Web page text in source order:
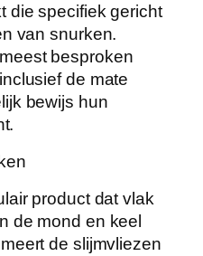
die specifiek gericht
van snurken.
besproken
de mate
bewijs hun
product dat vlak
de mond en keel
de slijmvliezen